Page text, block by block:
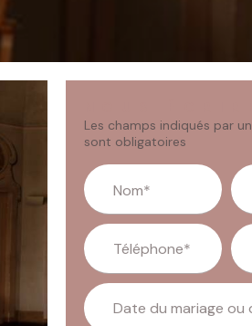
Les champs indiqués par
sont obligatoires
Nom*
Téléphone*
Date du mariage ou